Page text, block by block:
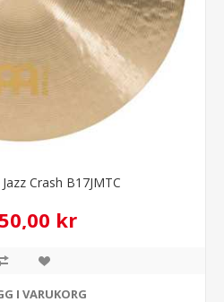
Crash B17JMTC
kr
I VARUKORG